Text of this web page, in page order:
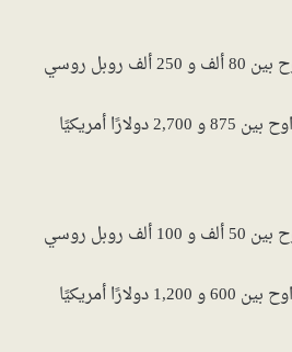
: يتراوح بين 80 ألف و 250 ألف روبل روسي
: يتراوح بين 875 و 2,700 دولارًا أمريكيًا
: يتراوح بين 50 ألف و 100 ألف روبل روسي
: يتراوح بين 600 و 1,200 دولارًا أمريكيًا